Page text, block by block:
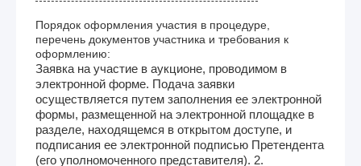
Порядок оформления участия в процедуре,
перечень документов участника и требования к
оформлению:
Заявка на участие в аукционе, проводимом в
электронной форме. Подача заявки
осуществляется путем заполнения ее электронной
формы, размещенной на электронной площадке в
разделе, находящемся в открытом доступе, и
подписания ее электронной подписью Претендента
(его уполномоченного представителя). 2.